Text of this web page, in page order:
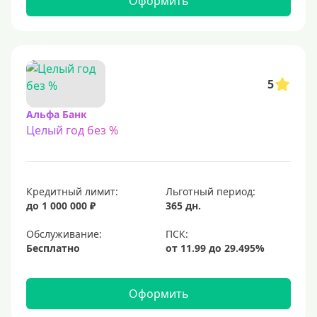
С 23 лет
Льготный период (без процентов)
С льготным периодом
50 дней
55 дней
На 90 дней
100 дней
110 дней
5
Альфа Банк
Целый год без %
Кредитный лимит:
до 1 000 000 ₽
Льготный период:
365 дн.
Обслуживание:
Бесплатно
Оформить